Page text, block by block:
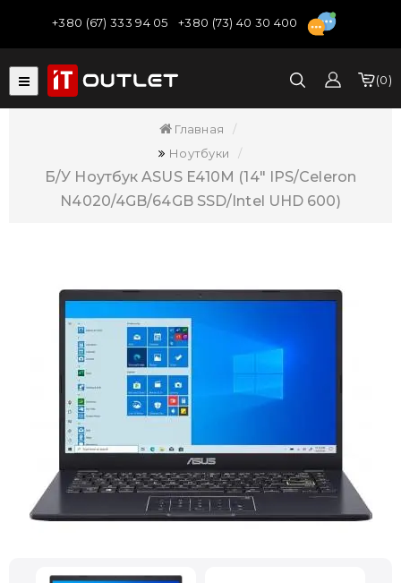
+380 (67) 333 94 05 +380 (73) 40 30 400
0
Главная
Ноутбуки
Б/У Ноутбук ASUS E410M (14" IPS/Celeron
N4020/4GB/64GB SSD/Intel UHD 600)